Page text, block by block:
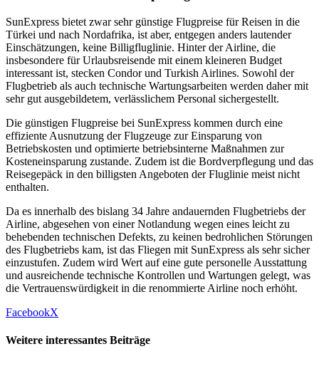
SunExpress bietet zwar sehr günstige Flugpreise für Reisen in die
Türkei und nach Nordafrika, ist aber, entgegen anders lautender
Einschätzungen, keine Billigfluglinie. Hinter der Airline, die
insbesondere für Urlaubsreisende mit einem kleineren Budget
interessant ist, stecken Condor und Turkish Airlines. Sowohl der
Flugbetrieb als auch technische Wartungsarbeiten werden daher mit
sehr gut ausgebildetem, verlässlichem Personal sichergestellt.
Die günstigen Flugpreise bei SunExpress kommen durch eine
effiziente Ausnutzung der Flugzeuge zur Einsparung von
Betriebskosten und optimierte betriebsinterne Maßnahmen zur
Kosteneinsparung zustande. Zudem ist die Bordverpflegung und das
Reisegepäck in den billigsten Angeboten der Fluglinie meist nicht
enthalten.
Da es innerhalb des bislang 34 Jahre andauernden Flugbetriebs der
Airline, abgesehen von einer Notlandung wegen eines leicht zu
behebenden technischen Defekts, zu keinen bedrohlichen Störungen
des Flugbetriebs kam, ist das Fliegen mit SunExpress als sehr sicher
einzustufen. Zudem wird Wert auf eine gute personelle Ausstattung
und ausreichende technische Kontrollen und Wartungen gelegt, was
die Vertrauenswürdigkeit in die renommierte Airline noch erhöht.
FacebookX
Weitere interessantes Beiträge